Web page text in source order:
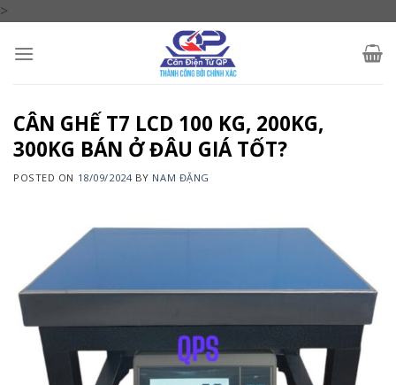
>
content
CÂN GHẾ T7 LCD 100 KG, 200KG,
300KG BÁN Ở ĐÂU GIÁ TỐT?
POSTED ON 18/09/2024BY NAM ĐẶNG